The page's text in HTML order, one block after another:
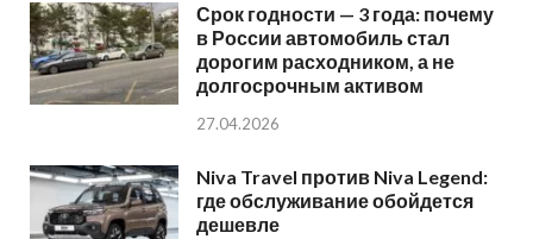
Срок годности — 3 года: почему
в России автомобиль стал
дорогим расходником, а не
долгосрочным активом
27.04.2026
Niva Travel против Niva Legend:
где обслуживание обойдется
дешевле